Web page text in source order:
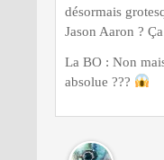
désormais
Jason Aaron ?
La BO : Non
absolue ???